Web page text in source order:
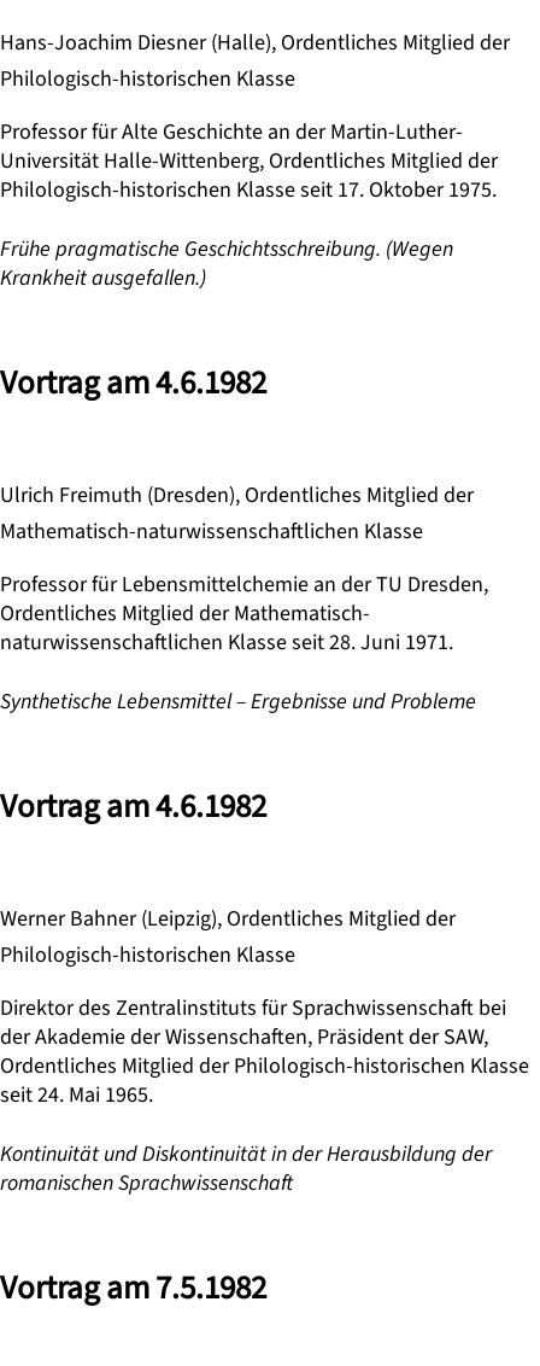
Hans-Joachim Diesner (Halle), Ordentliches Mitglied der
Philologisch-historischen Klasse
Professor für Alte Geschichte an der Martin-Luther-
Universität Halle-Wittenberg, Ordentliches Mitglied der
Philologisch-historischen Klasse seit 17. Oktober 1975.
Frühe pragmatische Geschichtsschreibung. (Wegen
Krankheit ausgefallen.)
Vortrag am 4.6.1982
Ulrich Freimuth (Dresden), Ordentliches Mitglied der
Mathematisch-naturwissenschaftlichen Klasse
Professor für Lebensmittelchemie an der TU Dresden,
Ordentliches Mitglied der Mathematisch-
naturwissenschaftlichen Klasse seit 28. Juni 1971.
Synthetische Lebensmittel – Ergebnisse und Probleme
Vortrag am 4.6.1982
Werner Bahner (Leipzig), Ordentliches Mitglied der
Philologisch-historischen Klasse
Direktor des Zentralinstituts für Sprachwissenschaft bei
der Akademie der Wissenschaften, Präsident der SAW,
Ordentliches Mitglied der Philologisch-historischen Klasse
seit 24. Mai 1965.
Kontinuität und Diskontinuität in der Herausbildung der
romanischen Sprachwissenschaft
Vortrag am 7.5.1982